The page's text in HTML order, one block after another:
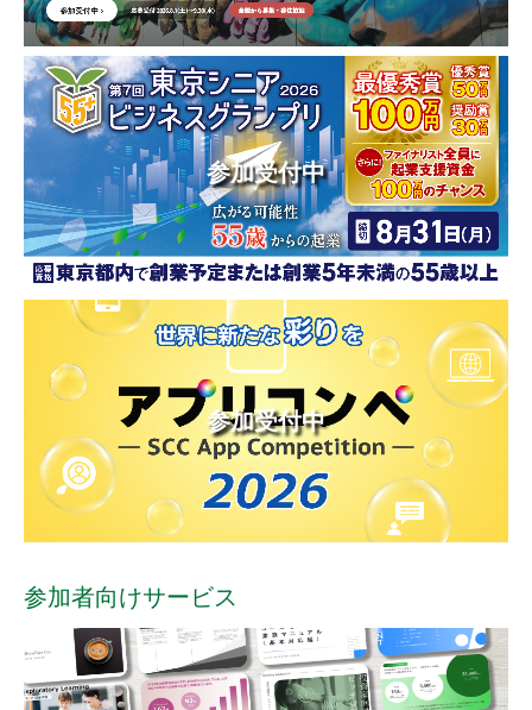
参加受付中
参加受付中
参加者向けサービス